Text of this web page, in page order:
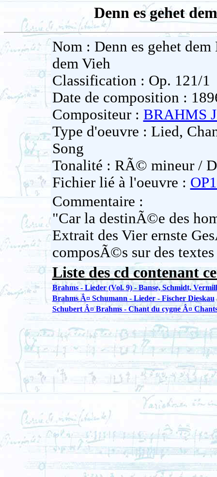
Denn es gehet
Nom : Denn es gehet
dem Vieh
Classification : Op. 121/1
Date de composition :
Compositeur : BRAHMS
Type d'oeuvre : Lied,
Song
Tonalité : RÃ© mineur /
Fichier lié à l'oeuvre :
Commentaire :
"Car la destinÃ©e des
Extrait des Vier ernste
composÃ©s sur des
Liste des cd contenant
Brahms - Lieder (Vol. 9) - Banse, Schmidt,
Brahms Â¤ Schumann - Lieder - Fischer Dieskau
Schubert Â¤ Brahms - Chant du cygne Â¤